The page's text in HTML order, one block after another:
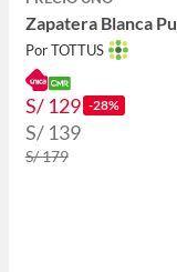
Zapatera Blanca Pu
Por TOTTUS
S/ 129 -28%
S/ 139
S/ 179